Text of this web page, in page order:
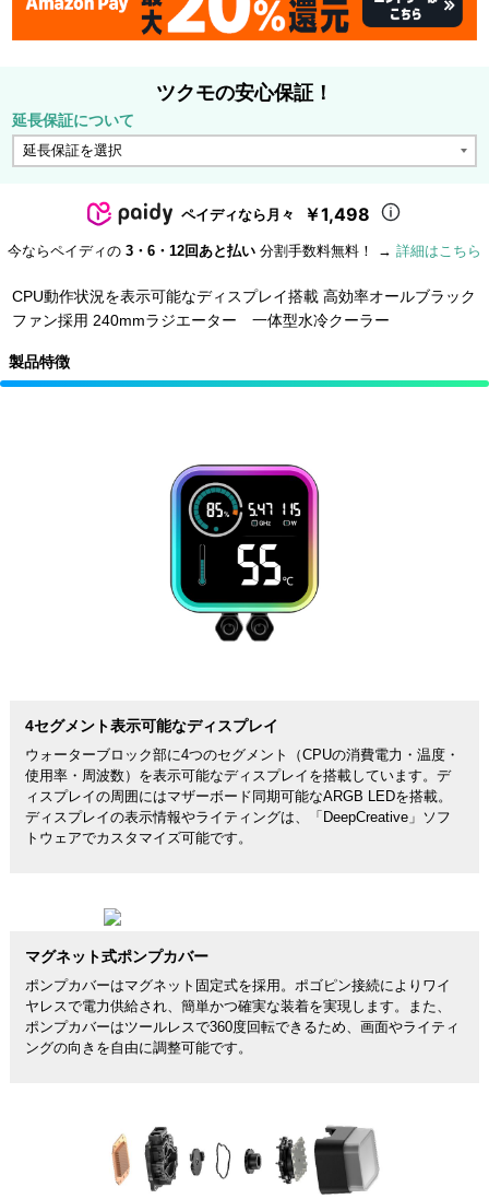
ツクモの安心保証！
延長保証について
ペイディなら月々 ￥1,498
今ならペイディの 3・6・12回あと払い 分割手数料無料！ → 詳細はこちら
CPU動作状況を表示可能なディスプレイ搭載 高効率オールブラック
ファン採用 240mmラジエーター 一体型水冷クーラー
製品特徴
4セグメント表示可能なディスプレイ
ウォーターブロック部に4つのセグメント（CPUの消費電力・温度・
使用率・周波数）を表示可能なディスプレイを搭載しています。デ
ィスプレイの周囲にはマザーボード同期可能なARGB LEDを搭載。
ディスプレイの表示情報やライティングは、「DeepCreative」ソフ
トウェアでカスタマイズ可能です。
マグネット式ポンプカバー
ポンプカバーはマグネット固定式を採用。ポゴピン接続によりワイ
ヤレスで電力供給され、簡単かつ確実な装着を実現します。また、
ポンプカバーはツールレスで360度回転できるため、画面やライティ
ングの向きを自由に調整可能です。